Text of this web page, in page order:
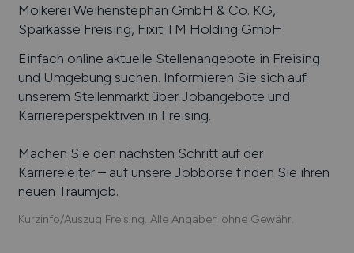
Molkerei Weihenstephan GmbH & Co. KG,
Sparkasse Freising, Fixit TM Holding GmbH
Einfach online aktuelle Stellenangebote in Freising
und Umgebung suchen. Informieren Sie sich auf
unserem Stellenmarkt über Jobangebote und
Karriereperspektiven in Freising.
Machen Sie den nächsten Schritt auf der
Karriereleiter – auf unsere Jobbörse finden Sie ihren
neuen Traumjob.
Kurzinfo/Auszug Freising. Alle Angaben ohne Gewähr.